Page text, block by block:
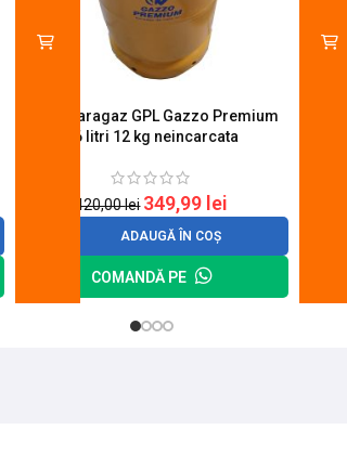
Butelie aragaz GPL Gazzo Premium
26 litri 12 kg neincarcata
420,00lei 349,99 lei
ADAUGĂ ÎN COȘ
COMANDĂ PE